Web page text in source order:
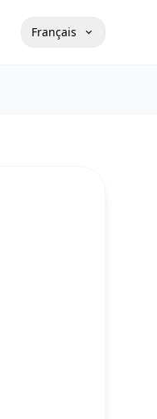
Français